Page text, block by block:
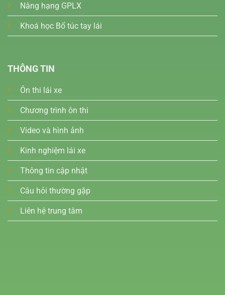
Nâng hạng GPLX
Khoá học Bổ túc tay lái
THÔNG TIN
Ôn thi lái xe
Chương trình ôn thi
Video và hình ảnh
Kinh nghiệm lái xe
Thông tin cập nhật
Câu hỏi thường gặp
Liên hệ trung tâm